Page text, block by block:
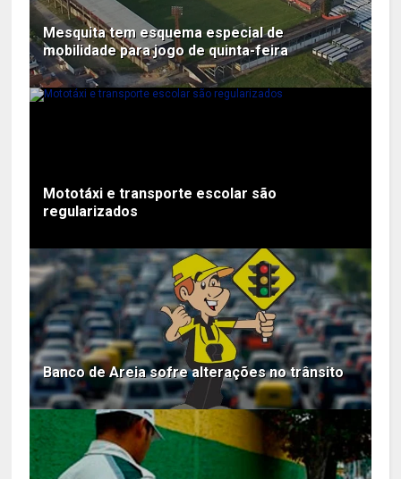
Mesquita tem esquema especial de
mobilidade para jogo de quinta-feira
Mototáxi e transporte escolar são
regularizados
Banco de Areia sofre alterações no trânsito